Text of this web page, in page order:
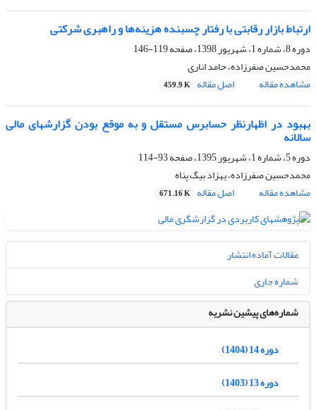
ارتباط بازار رقابتی با رفتار چسبنده هزینه‌ها و راهبری شرکتی
دوره 8، شماره 1، شهریور 1398، صفحه
119-146
محمدحسین صفرزاده، حامد اناری
مشاهده مقاله
اصل مقاله 459.9 K
بهبود در اظهارنظر حسابرس مستقل و به موقع بودن گزارشهای مالی
سالانه
دوره 5، شماره 1، شهریور 1395، صفحه
93-114
محمدحسین صفرزاده، یهزاد بیگ پناه
مشاهده مقاله
اصل مقاله 671.16 K
مقالات آماده انتشار
شماره جاری
شماره‌های پیشین نشریه
دوره 14 (1404)
دوره 13 (1403)